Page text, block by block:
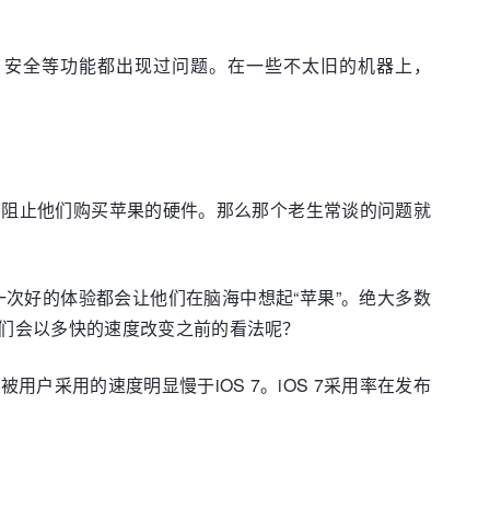
全等功能都出现过问题。在一些不太旧的机器上，
止他们购买苹果的硬件。那么那个老生常谈的问题就
好的体验都会让他们在脑海中想起“苹果”。绝大多数
以多快的速度改变之前的看法呢？
用户采用的速度明显慢于iOS 7。iOS 7采用率在发布